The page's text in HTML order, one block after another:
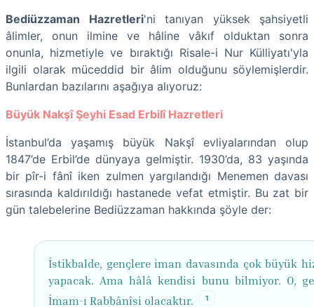
Bediüzzaman Hazretleri'ni tanıyan yüksek şahsiyetli
âlimler, onun ilmine ve hâline vâkıf olduktan sonra
onunla, hizmetiyle ve bıraktığı Risale-i Nur Külliyatı'yla
ilgili olarak müceddid bir âlim olduğunu söylemişlerdir.
Bunlardan bazılarını aşağıya alıyoruz:
Büyük Nakşî Şeyhi Esad Erbilî Hazretleri
İstanbul’da yaşamış büyük Nakşî evliyalarından olup
1847’de Erbil’de dünyaya gelmiştir. 1930’da, 83 yaşında
bir pîr-i fânî iken zulmen yargılandığı Menemen davası
sırasında kaldırıldığı hastanede vefat etmiştir. Bu zat bir
gün talebelerine Bediüzzaman hakkında şöyle der:
İstikbalde, gençlere iman davasında çok büyük
yapacak. Ama hâlâ kendisi bunu bilmiyor. O,
İmam-ı Rabbânîsi olacaktır.
1